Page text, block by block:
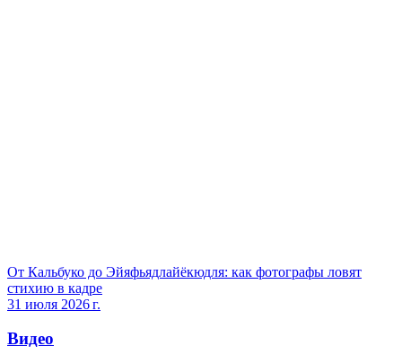
От Кальбуко до Эйяфьядлайёкюдля: как фотографы ловят
стихию в кадре
31 июля 2026 г.
Видео